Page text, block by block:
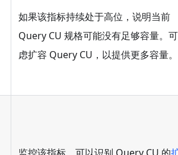
如果该指标持续处于高位，说明当前
Query CU 规格可能没有足够容量。
虑扩容 Query CU，以提供更多容量。